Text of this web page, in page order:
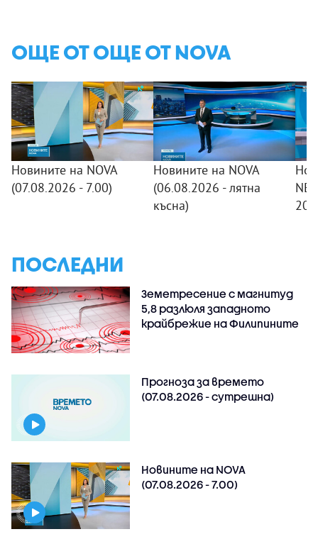
ОЩЕ ОТ ОЩЕ ОТ NOVA
Новините на NOVA
(07.08.2026 - 7.00)
Новините на NOVA
(06.08.2026 - лятна
късна)
ПОСЛЕДНИ
Земетресение с магнитуд
5,8 разлюля западното
крайбрежие на Филипините
Прогноза за времето
(07.08.2026 - сутрешна)
Новините на NOVA
(07.08.2026 - 7.00)